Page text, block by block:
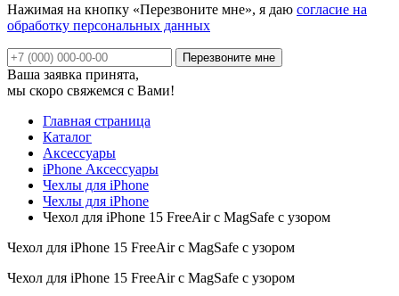
Нажимая на кнопку «Перезвоните мне», я даю согласие на
обработку персональных данных
Ваша заявка принята,
мы скоро свяжемся с Вами!
Главная страница
Каталог
Аксессуары
iPhone Аксессуары
Чехлы для iPhone
Чехлы для iPhone
Чехол для iPhone 15 FreeAir с MagSafe с узором
Чехол для iPhone 15 FreeAir с MagSafe с узором
Чехол для iPhone 15 FreeAir с MagSafe с узором